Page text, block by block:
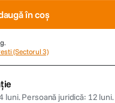
în coș
(Sectorul 3)
luni.Persoană juridică: 12 luni.